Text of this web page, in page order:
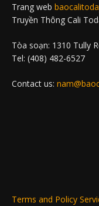
Trang web
Truyền Thông Cali
Tòa soạn: 1310 Tully
Tel: (408) 482-6527
Contact us:
Terms and Policy